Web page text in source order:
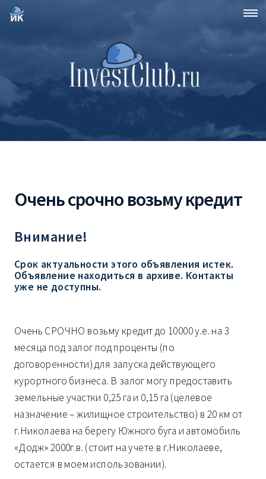
Очень срочно возьму кредит
Внимание!
Срок актуальности этого объявления истек.
Объявление находиться в архиве. Контакты
уже не доступны.
Очень СРОЧНО возьму кредит до 10000 у.е. на 3
месяца под залог под проценты (по
договоренности) для запуска действующего
курортного бизнеса. В залог могу предоставить
земельные участки 0,25 га и 0,15 га (целевое
назначение – жилищное строительство) в 20 км от
г.Николаева на берегу Южного буга и автомобиль
«Додж» 2000г.в. (стоит на учете в г.Николаеве,
остается в моем использовании).